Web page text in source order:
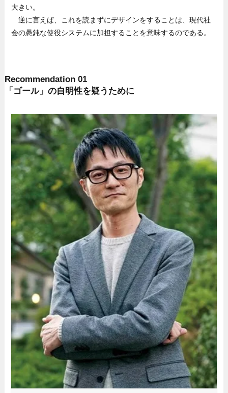
大きい。
逆に言えば、これを読まずにデザインをすることは、現代社
会の愚鈍な使役システムに加担することを意味するのである。
Recommendation 01
「ゴール」の自明性を疑うために